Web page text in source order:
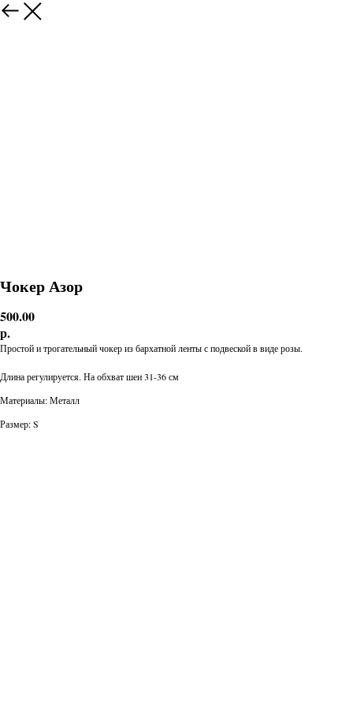
Чокер Азор
500.00
р.
Простой и трогательный чокер из бархатной ленты с подвеской в виде розы.
Длина регулируется. На обхват шеи 31-36 см
Материалы: Металл
Размер: S